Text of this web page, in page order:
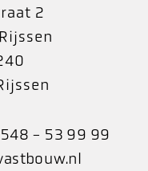
2
- 53 99 99